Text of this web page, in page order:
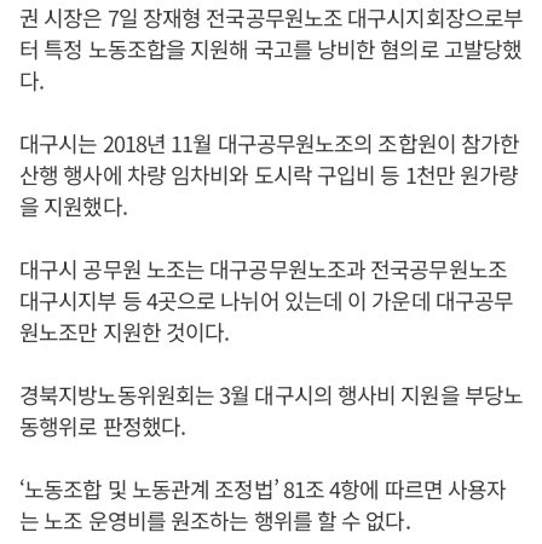
권 시장은 7일 장재형 전국공무원노조 대구시지회장으로부
터 특정 노동조합을 지원해 국고를 낭비한 혐의로 고발당했
다.
대구시는 2018년 11월 대구공무원노조의 조합원이 참가한
산행 행사에 차량 임차비와 도시락 구입비 등 1천만 원가량
을 지원했다.
대구시 공무원 노조는 대구공무원노조과 전국공무원노조
대구시지부 등 4곳으로 나뉘어 있는데 이 가운데 대구공무
원노조만 지원한 것이다.
경북지방노동위원회는 3월 대구시의 행사비 지원을 부당노
동행위로 판정했다.
‘노동조합 및 노동관계 조정법’ 81조 4항에 따르면 사용자
는 노조 운영비를 원조하는 행위를 할 수 없다.